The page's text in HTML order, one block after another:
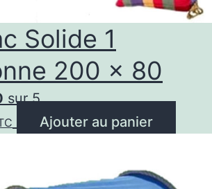
Solide 1
200 × 80
sur 5
Ajouter au panier